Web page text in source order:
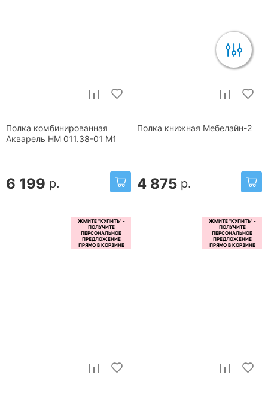
Полка комбинированная
Акварель НМ 011.38-01 М1
6 199 р.
Полка книжная Мебелайн-2
4 875 р.